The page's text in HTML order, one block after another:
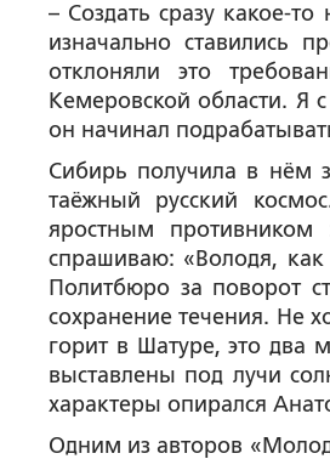
– Создать сразу какое-
изначально ставились
отклоняли это
Кемеровской области. Я
он начинал
Сибирь получила в нём
таёжный русский
яростным
спрашиваю: «Володя,
Политбюро за поворот
сохранение течения. Не
горит в Шатуре, это два
выставлены под лучи
характеры опирался
Одним из авторов